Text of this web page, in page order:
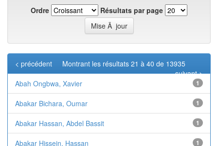
Ordre Résultats par page
Montrant les résultats 21 à 40 de 13935
< précédent
suivant >
Abah Ongbwa, Xavier
1
Abakar Bichara, Oumar 1
Abakar Hassan, Abdel Bassit 1
Abakar Hissein, Hassan 1